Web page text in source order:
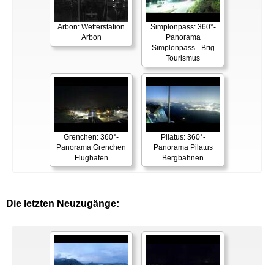
Arbon: Wetterstation
Arbon
Simplonpass: 360°-
Panorama
Simplonpass - Brig
Tourismus
Grenchen: 360°-
Panorama Grenchen
Flughafen
Pilatus: 360°-
Panorama Pilatus
Bergbahnen
Die letzten Neuzugänge: